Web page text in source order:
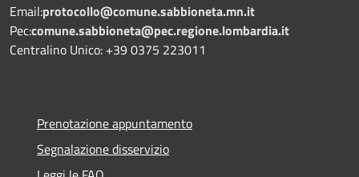
Email:protocollo@comune.sabbioneta.mn.it
Pec:comune.sabbioneta@pec.regione.lombardia.it
Centralino Unico: +39 0375 223011
Prenotazione appuntamento
Segnalazione disservizio